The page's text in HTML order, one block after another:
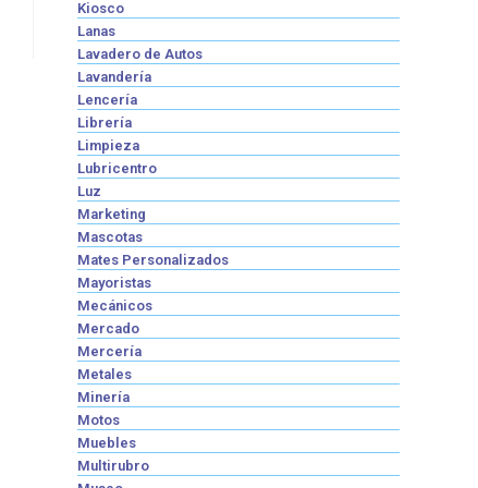
Kiosco
Lanas
Lavadero de Autos
Lavandería
Lencería
Librería
Limpieza
Lubricentro
Luz
Marketing
Mascotas
Mates Personalizados
Mayoristas
Mecánicos
Mercado
Mercería
Metales
Minería
Motos
Muebles
Multirubro